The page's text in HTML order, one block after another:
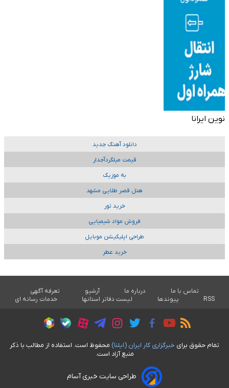
نوین ایرانا
دانلود آهنگ جدید
قیمت میلگردآجدار
به موزیک
هتل قصر طلایی مشهد
خرید تور
فروش مواد شیمیایی
طراحی اپلیکیشن موبایل
خرید عطر
تماس با ما درباره ما آرشیو
تعرفه آگهی
RSS
پیوندها لیست دفاتر استانها خدمات رسانه ای
تمام حقوق برای خبرگزاری کار ايران (ايلنا) محفوظ است. استفاده از مطالب با ذکر
منبع آزاد است.
طراحی سایت خبری آسام